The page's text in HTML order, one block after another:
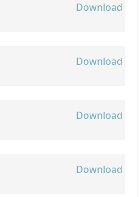
Download
Download
Download
Download